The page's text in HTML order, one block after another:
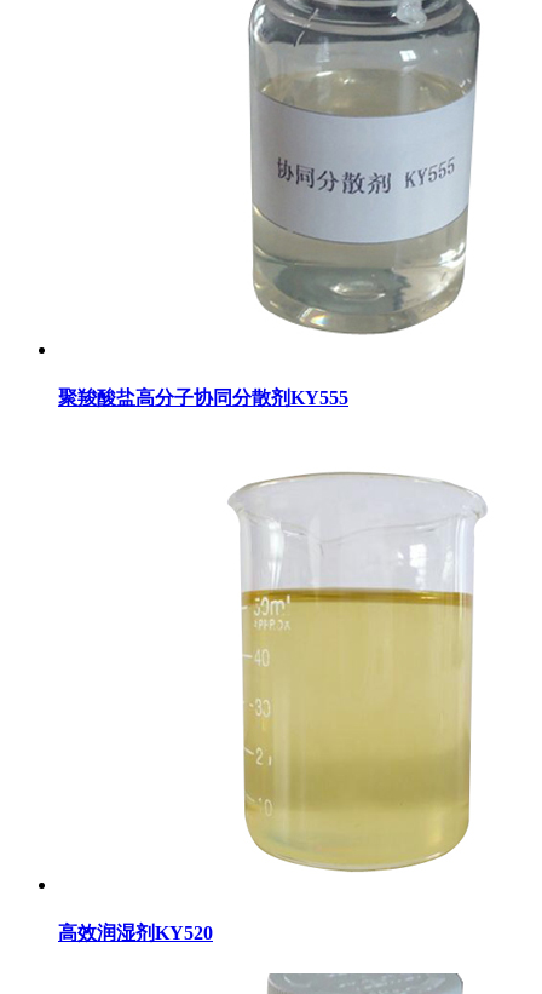
聚羧酸盐高分子协同分散剂KY555
高效润湿剂KY520